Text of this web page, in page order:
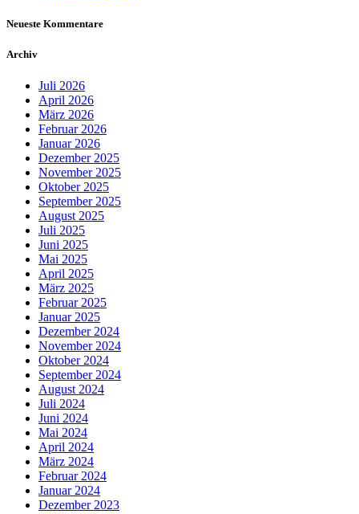
Neueste Kommentare
Archiv
Juli 2026
April 2026
März 2026
Februar 2026
Januar 2026
Dezember 2025
November 2025
Oktober 2025
September 2025
August 2025
Juli 2025
Juni 2025
Mai 2025
April 2025
März 2025
Februar 2025
Januar 2025
Dezember 2024
November 2024
Oktober 2024
September 2024
August 2024
Juli 2024
Juni 2024
Mai 2024
April 2024
März 2024
Februar 2024
Januar 2024
Dezember 2023